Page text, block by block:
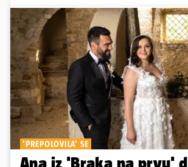
'PREPOLOVILA' SE